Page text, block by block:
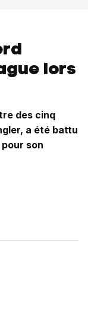
lors
des cinq
a été battu
son